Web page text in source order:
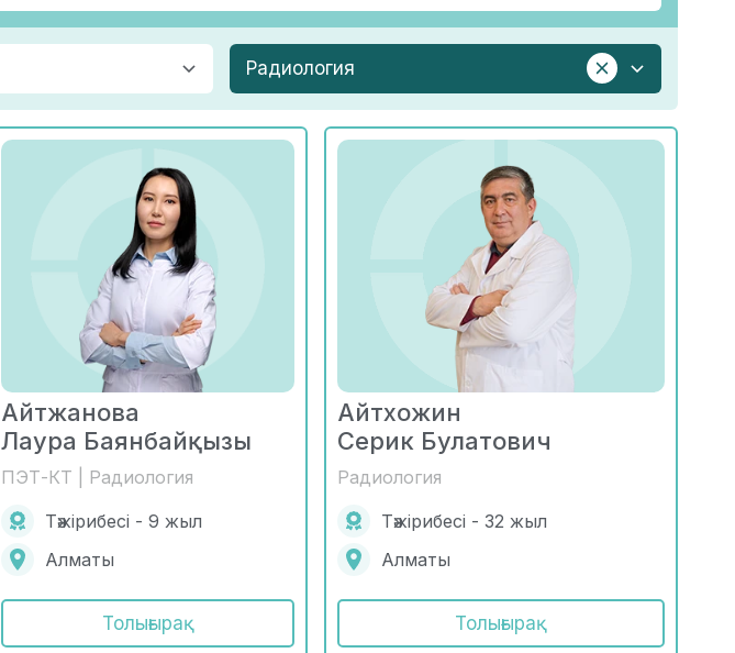
Радиология
Айтжанова
Лаура Баянбайқызы
ПЭТ-КТ | Радиология
Тәжірибесі - 9 жыл
Алматы
Толығырақ
Айтхожин
Серик Булатович
Радиология
Тәжірибесі - 32 жыл
Алматы
Толығырақ